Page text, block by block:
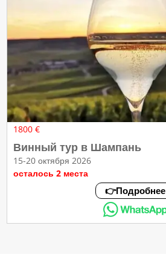
1800 €
Винный тур в Шампань
15-20 октября 2026
осталось 2 места
👉Подробнее